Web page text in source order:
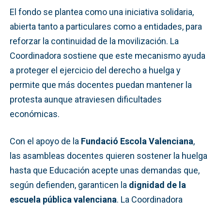
El fondo se plantea como una iniciativa solidaria,
abierta tanto a particulares como a entidades, para
reforzar la continuidad de la movilización. La
Coordinadora sostiene que este mecanismo ayuda
a proteger el ejercicio del derecho a huelga y
permite que más docentes puedan mantener la
protesta aunque atraviesen dificultades
económicas.
Con el apoyo de la Fundació Escola Valenciana,
las asambleas docentes quieren sostener la huelga
hasta que Educación acepte unas demandas que,
según defienden, garanticen la dignidad de la
escuela pública valenciana. La Coordinadora